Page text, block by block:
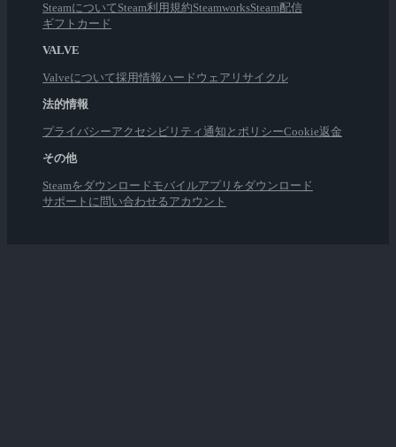
SteamについてSteam利用規約SteamworksSteam配信
ギフトカード
VALVE
Valveについて採用情報ハードウェア リサイクル
法的情報
プライバシーアクセシビリティ 通知とポリシーCookie返金
その他
Steamをダウンロード モバイルアプリをダウンロード
サポートに問い合わせるアカウント